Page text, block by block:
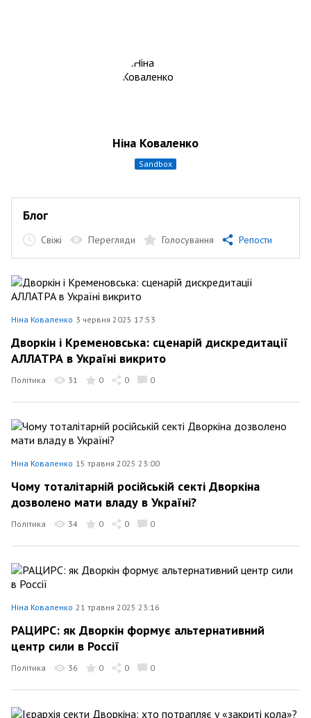
Ніна Коваленко
sandbox
Блог
Свіжі Перегляди Голосування Репости
Ніна Коваленко 3 червня 2025 17:53
Дворкін і Кременовська: сценарій дискредитації
АЛЛАТРА в Україні викрито
Політика 31 0 0 0
Ніна Коваленко 15 травня 2025 23:00
Чому тоталітарній російській секті Дворкіна
дозволено мати владу в Україні?
Політика 34 0 0 0
Ніна Коваленко 21 травня 2025 23:16
РАЦИРС: як Дворкін формує альтернативний
центр сили в Россії
Політика 36 0 0 0